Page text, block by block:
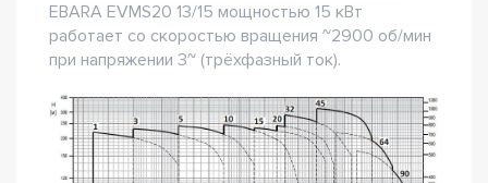
EBARA EVMS20 13/15 мощностью 15 кВт
работает со скоростью вращения ~2900 об/мин
при напряжении 3~ (трёхфазный ток).